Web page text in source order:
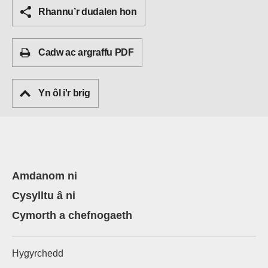
Rhannu’r dudalen hon
Cadw ac argraffu PDF
Yn ôl i'r brig
Amdanom ni
Cysylltu â ni
Cymorth a chefnogaeth
Hygyrchedd